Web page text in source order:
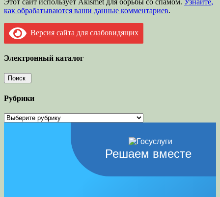
Этот сайт использует Akismet для борьбы со спамом. Узнайте,
как обрабатываются ваши данные комментариев.
Версия сайта для слабовидящих
Электронный каталог
Рубрики
Рубрики
Решаем вместе